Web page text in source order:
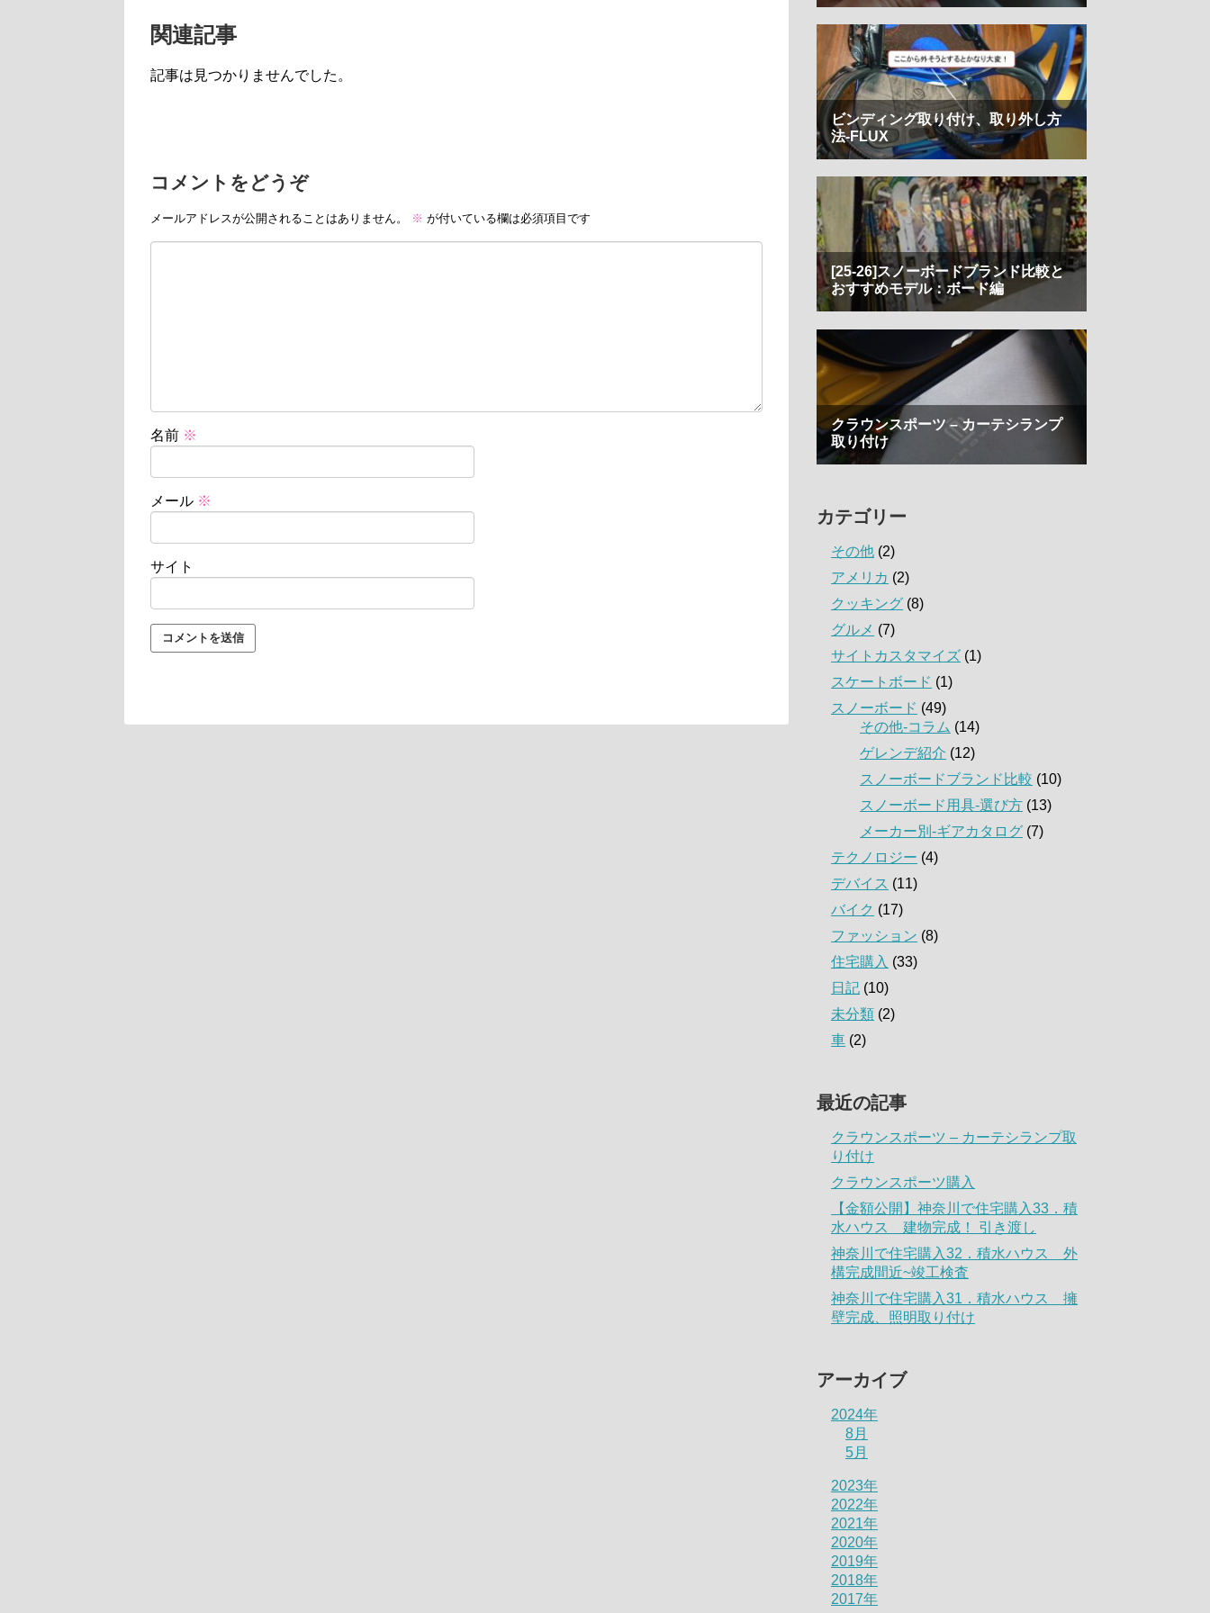
関連記事
記事は見つかりませんでした。
コメントをどうぞ
メールアドレスが公開されることはありません。 ※ が付いている欄は必須項目です
名前 ※
メール ※
サイト
カテゴリー
その他 (2)
アメリカ (2)
クッキング (8)
グルメ (7)
サイトカスタマイズ (1)
スケートボード (1)
スノーボード (49)
その他-コラム (14)
ゲレンデ紹介 (12)
スノーボードブランド比較 (10)
スノーボード用具-選び方 (13)
メーカー別-ギアカタログ (7)
テクノロジー (4)
デバイス (11)
バイク (17)
ファッション (8)
住宅購入 (33)
日記 (10)
未分類 (2)
車 (2)
最近の記事
クラウンスポーツ – カーテシランプ取
り付け
クラウンスポーツ購入
【金額公開】神奈川で住宅購入33．積
水ハウス 建物完成！ 引き渡し
神奈川で住宅購入32．積水ハウス 外
構完成間近~竣工検査
神奈川で住宅購入31．積水ハウス 擁
壁完成、照明取り付け
アーカイブ
2024年
8月
5月
2023年
2022年
2021年
2020年
2019年
2018年
2017年